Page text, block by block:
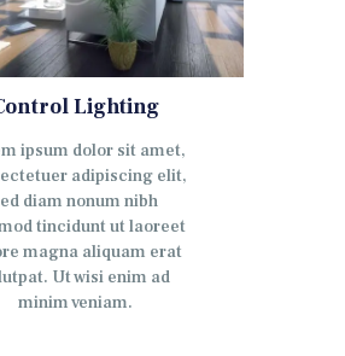
Lighting
ipsum dolor sit amet,
adipiscing elit,
diam nonum nibh
tincidunt ut laoreet
magna aliquam erat
Ut wisi enim ad
minim veniam.